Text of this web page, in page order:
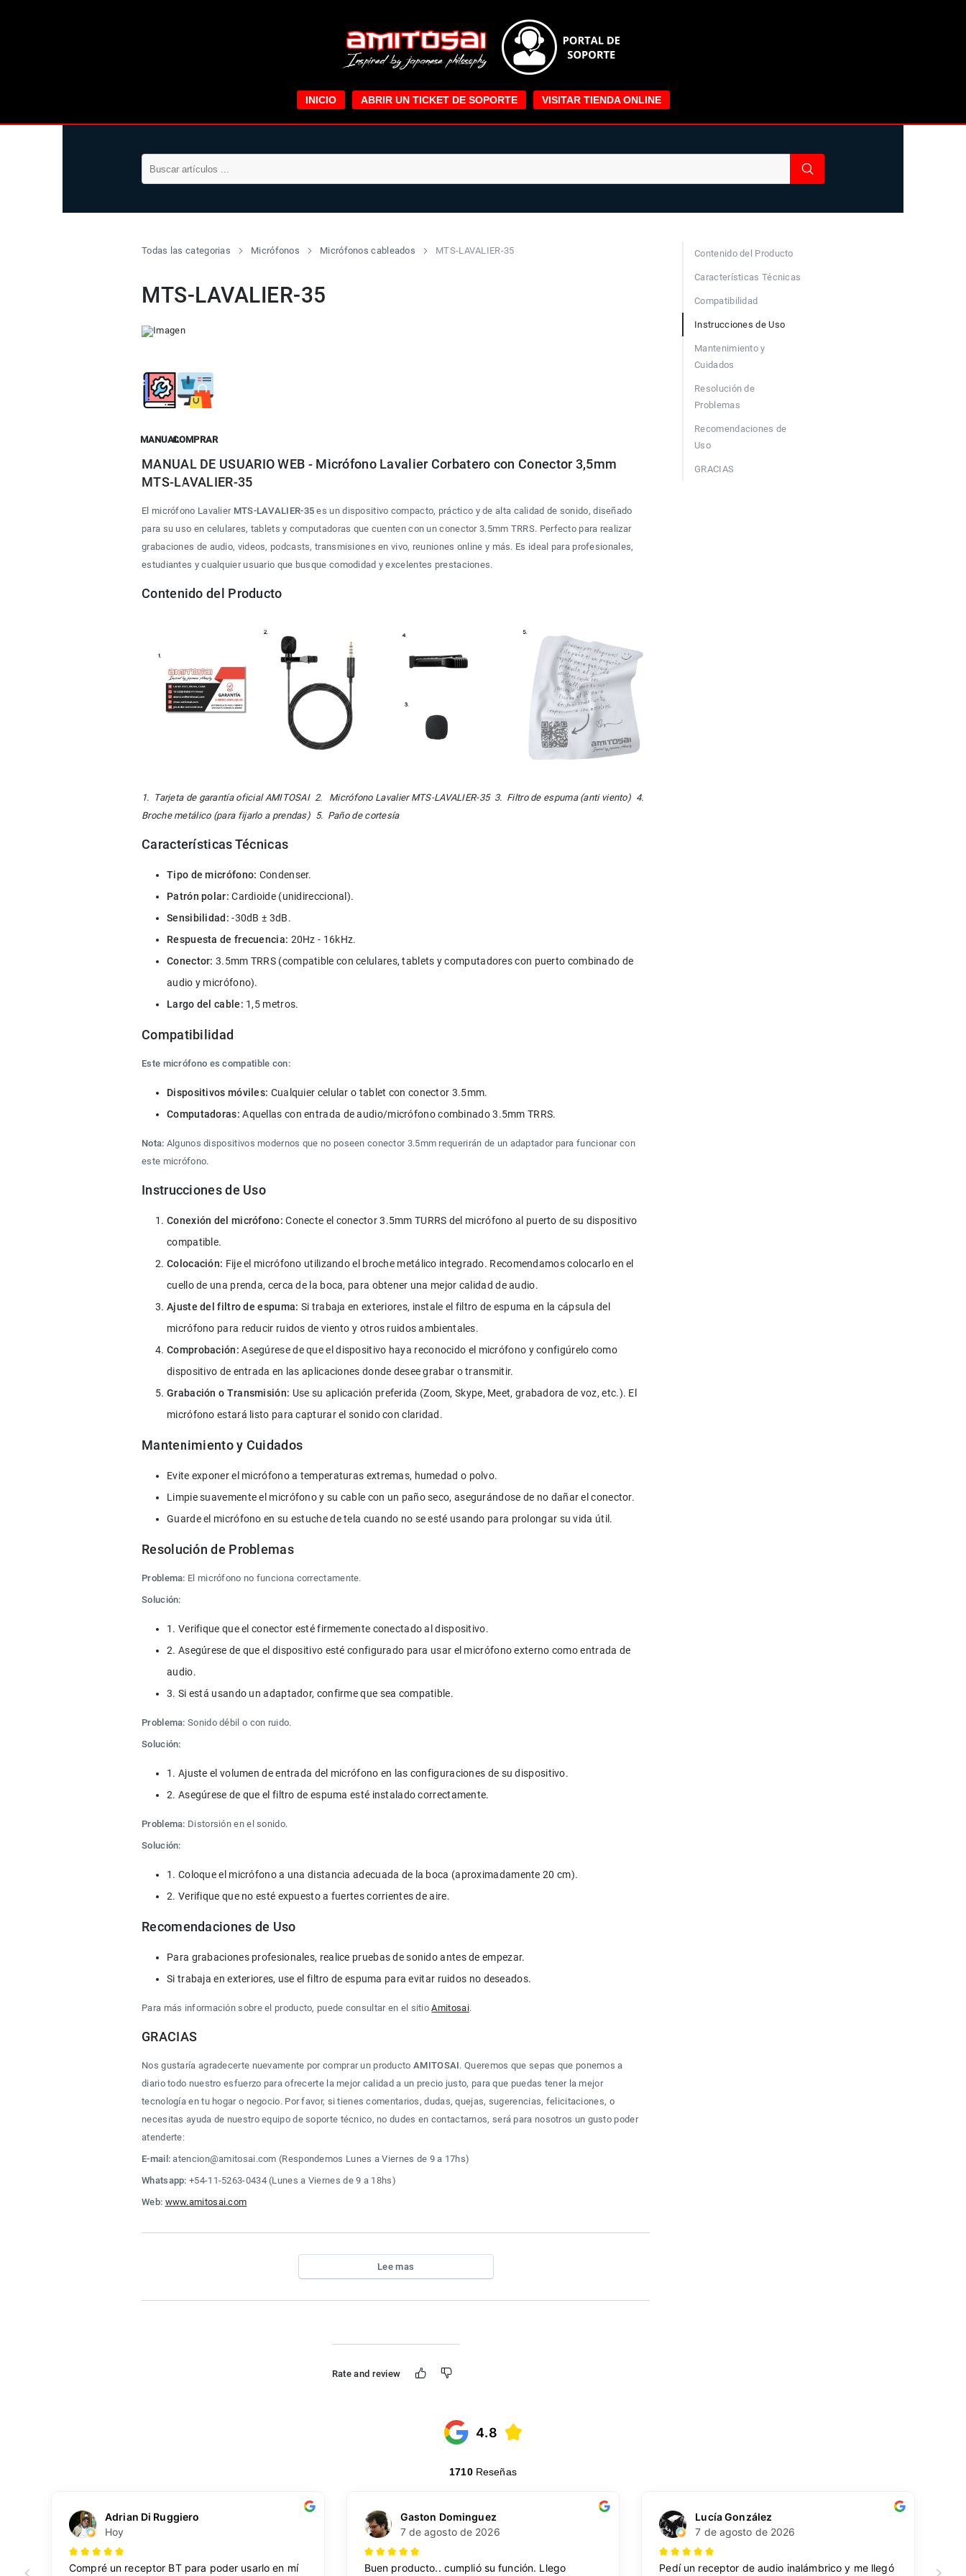
INICIO ABRIR UN TICKET DE SOPORTE VISITAR TIENDA ONLINE
Todas las categorias Micrófonos Micrófonos cableados MTS-LAVALIER-35
MTS-LAVALIER-35
MANUALCOMPRAR
MANUAL DE USUARIO WEB - Micrófono Lavalier Corbatero con Conector 3,5mm
MTS-LAVALIER-35
El micrófono Lavalier MTS-LAVALIER-35 es un dispositivo compacto, práctico y de alta calidad de sonido, diseñado
para su uso en celulares, tablets y computadoras que cuenten con un conector 3.5mm TRRS. Perfecto para realizar
grabaciones de audio, videos, podcasts, transmisiones en vivo, reuniones online y más. Es ideal para profesionales,
estudiantes y cualquier usuario que busque comodidad y excelentes prestaciones.
Contenido del Producto
1.  Tarjeta de garantía oficial AMITOSAI  2.   Micrófono Lavalier MTS-LAVALIER-35  3.  Filtro de espuma (anti viento)  4.
Broche metálico (para fijarlo a prendas)  5.  Paño de cortesía
Características Técnicas
Tipo de micrófono: Condenser.
Patrón polar: Cardioide (unidireccional).
Sensibilidad: -30dB ± 3dB.
Respuesta de frecuencia: 20Hz - 16kHz.
Conector: 3.5mm TRRS (compatible con celulares, tablets y computadores con puerto combinado de
audio y micrófono).
Largo del cable: 1,5 metros.
Compatibilidad
Este micrófono es compatible con:
Dispositivos móviles: Cualquier celular o tablet con conector 3.5mm.
Computadoras: Aquellas con entrada de audio/micrófono combinado 3.5mm TRRS.
Nota: Algunos dispositivos modernos que no poseen conector 3.5mm requerirán de un adaptador para funcionar con
este micrófono.
Instrucciones de Uso
Conexión del micrófono: Conecte el conector 3.5mm TURRS del micrófono al puerto de su dispositivo
compatible.
Colocación: Fije el micrófono utilizando el broche metálico integrado. Recomendamos colocarlo en el
cuello de una prenda, cerca de la boca, para obtener una mejor calidad de audio.
Ajuste del filtro de espuma: Si trabaja en exteriores, instale el filtro de espuma en la cápsula del
micrófono para reducir ruidos de viento y otros ruidos ambientales.
Comprobación: Asegúrese de que el dispositivo haya reconocido el micrófono y configúrelo como
dispositivo de entrada en las aplicaciones donde desee grabar o transmitir.
Grabación o Transmisión: Use su aplicación preferida (Zoom, Skype, Meet, grabadora de voz, etc.). El
micrófono estará listo para capturar el sonido con claridad.
Mantenimiento y Cuidados
Evite exponer el micrófono a temperaturas extremas, humedad o polvo.
Limpie suavemente el micrófono y su cable con un paño seco, asegurándose de no dañar el conector.
Guarde el micrófono en su estuche de tela cuando no se esté usando para prolongar su vida útil.
Resolución de Problemas
Problema: El micrófono no funciona correctamente.
Solución:
1. Verifique que el conector esté firmemente conectado al dispositivo.
2. Asegúrese de que el dispositivo esté configurado para usar el micrófono externo como entrada de
audio.
3. Si está usando un adaptador, confirme que sea compatible.
Problema: Sonido débil o con ruido.
Solución:
1. Ajuste el volumen de entrada del micrófono en las configuraciones de su dispositivo.
2. Asegúrese de que el filtro de espuma esté instalado correctamente.
Problema: Distorsión en el sonido.
Solución:
1. Coloque el micrófono a una distancia adecuada de la boca (aproximadamente 20 cm).
2. Verifique que no esté expuesto a fuertes corrientes de aire.
Recomendaciones de Uso
Para grabaciones profesionales, realice pruebas de sonido antes de empezar.
Si trabaja en exteriores, use el filtro de espuma para evitar ruidos no deseados.
Para más información sobre el producto, puede consultar en el sitio Amitosai.
GRACIAS
Nos gustaría agradecerte nuevamente por comprar un producto AMITOSAI. Queremos que sepas que ponemos a
diario todo nuestro esfuerzo para ofrecerte la mejor calidad a un precio justo, para que puedas tener la mejor
tecnología en tu hogar o negocio. Por favor, si tienes comentarios, dudas, quejas, sugerencias, felicitaciones, o
necesitas ayuda de nuestro equipo de soporte técnico, no dudes en contactarnos, será para nosotros un gusto poder
atenderte:
E-mail: atencion@amitosai.com (Respondemos Lunes a Viernes de 9 a 17hs)
Whatsapp: +54-11-5263-0434 (Lunes a Viernes de 9 a 18hs)
Web: www.amitosai.com
Lee mas
Rate and review
Contenido del Producto
Características Técnicas
Compatibilidad
Instrucciones de Uso
Mantenimiento y
Cuidados
Resolución de
Problemas
Recomendaciones de
Uso
GRACIAS